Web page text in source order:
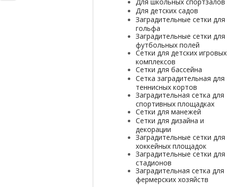
Для детских садов
Заградительные сетки для
гольфа
Заградительные сетки для
футбольных полей
Сетки для детских игровых
комплексов
Сетки для бассейна
Сетка заградительная для
теннисных кортов
Заградительная сетка для
спортивных площадках
Сетки для манежей
Сетки для дизайна и
декорации
Заградительные сетки для
хоккейных площадок
Заградительные сетки для
стадионов
Заградительная сетка для
фермерских хозяйств